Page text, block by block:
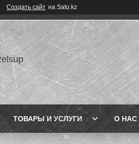
Создать сайт на Satu.kz
ТОВАРЫ И УСЛУГИ О НАС